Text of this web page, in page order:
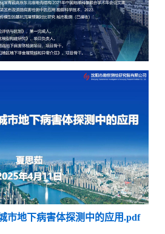
市地下病害体探测中的应用.pdf